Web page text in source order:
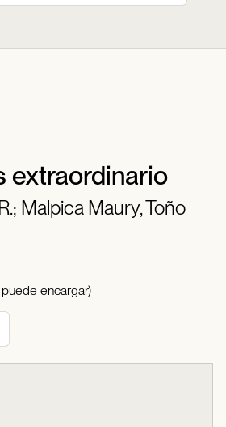
extraordinario
Malpica Maury, Toño
encargar)